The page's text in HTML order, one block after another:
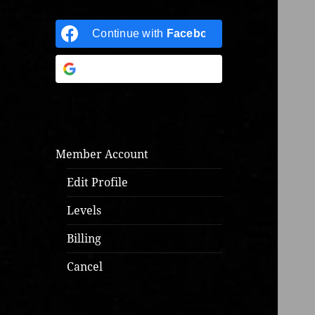
Continue with Facebook
Member Account
Edit Profile
Levels
Billing
Cancel